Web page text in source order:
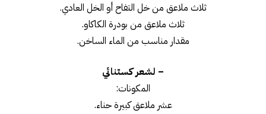
ثلاث ملاعق من خل التفاح أو الخل العادي.
ثلاث ملاعق من بودرة الكاكاو.
مقدار مناسب من الماء الساخن.
– لشعر كستنائي
المكونات:
عشر ملاعق كبيرة حناء.